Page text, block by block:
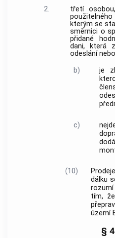
2.
třetí
kterým se
směrnici o
přidané
dani, která
odeslání
b)
je
c)
(10)
dálku
rozumí
tím,
území
§